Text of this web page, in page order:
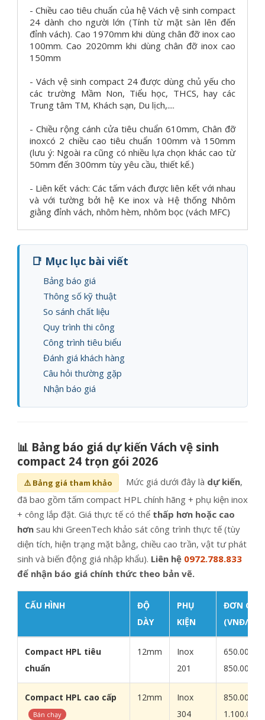
- Chiều cao tiêu chuẩn của hệ Vách vệ sinh compact
24 dành cho người lớn (Tính từ mặt sàn lên đến
đỉnh vách). Cao 1970mm khi dùng chân đỡ inox cao
100mm. Cao 2020mm khi dùng chân đỡ inox cao
150mm
- Vách vệ sinh compact 24 được dùng chủ yếu cho
các trường Mầm Non, Tiểu học, THCS, hay các
Trung tâm TM, Khách sạn, Du lịch,....
- Chiều rộng cánh cửa tiêu chuẩn 610mm, Chân đỡ
inoxcó 2 chiều cao tiêu chuẩn 100mm và 150mm
(lưu ý: Ngoài ra cũng có nhiều lựa chọn khác cao từ
50mm đến 300mm tùy yêu cầu, thiết kế.)
- Liên kết vách: Các tấm vách được liên kết với nhau
và với tường bởi hệ Ke inox và Hệ thống Nhôm
giằng đỉnh vách, nhôm hèm, nhôm bọc (vách MFC)
📑 Mục lục bài viết
Bảng báo giá
Thông số kỹ thuật
So sánh chất liệu
Quy trình thi công
Công trình tiêu biểu
Đánh giá khách hàng
Câu hỏi thường gặp
Nhận báo giá
📊 Bảng báo giá dự kiến Vách vệ sinh
compact 24 trọn gói 2026
⚠️ Bảng giá tham khảo Mức giá dưới đây là dự kiến,
đã bao gồm tấm compact HPL chính hãng + phụ kiện inox
+ công lắp đặt. Giá thực tế có thể thấp hơn hoặc cao
hơn sau khi GreenTech khảo sát công trình thực tế (tùy
diện tích, hiện trạng mặt bằng, chiều cao trần, vật tư phát
sinh và biến động giá nhập khẩu). Liên hệ 0972.788.833
để nhận báo giá chính thức theo bản vẽ.
Bảng giá Vách vệ sinh compact 24 trọn gói theo m² và
CẤU HÌNH
ĐỘ
DÀY
PHỤ
KIỆN
ĐƠN GIÁ
(VNĐ/M²)
Compact HPL tiêu
chuẩn
12mm
Inox
201
650.000 -
850.000 đ
Compact HPL cao cấp
Bán chạy
12mm
Inox
304
850.000 -
1.100.000